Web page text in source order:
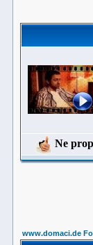
Ne
www.domaci.de